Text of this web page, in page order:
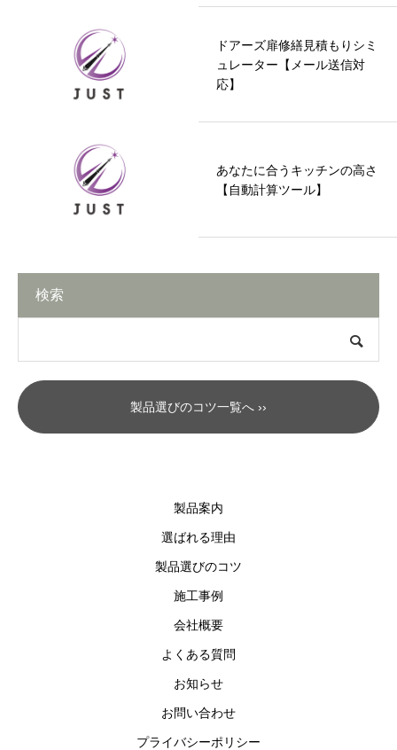
ドアーズ扉修繕見積もりシミ
ュレーター【メール送信対
応】
あなたに合うキッチンの高さ
【自動計算ツール】
検索
製品選びのコツ一覧へ ››
製品案内
選ばれる理由
製品選びのコツ
施工事例
会社概要
よくある質問
お知らせ
お問い合わせ
プライバシーポリシー